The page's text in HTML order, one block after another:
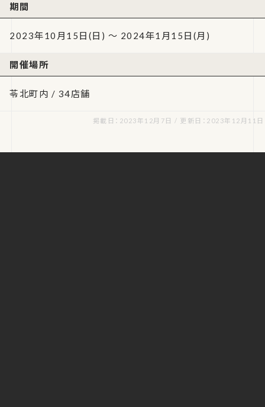
期間
2023年10月15日(日) ～ 2024年1月15日(月)
開催場所
苓北町内 / 34店舗
掲載日：2023年12月7日 / 更新日：2023年12月11日